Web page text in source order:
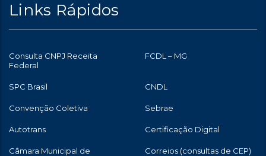
Links Rápidos
Consulta CNPJ Receita
Federal
FCDL – MG
SPC Brasil CNDL
Convenção Coletiva Sebrae
Autotrans Certificação Digital
Câmara Municipal de
Correios (consultas de CEP)